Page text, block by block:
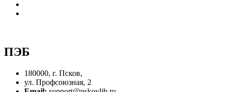
ПЭБ
180000, г. Псков,
ул. Профсоюзная, 2